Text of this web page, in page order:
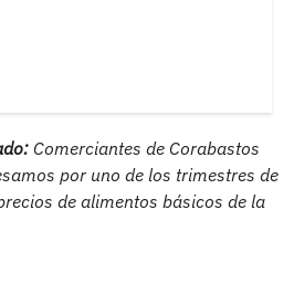
Comerciantes de Corabastos
por uno de los trimestres de
de alimentos básicos de la